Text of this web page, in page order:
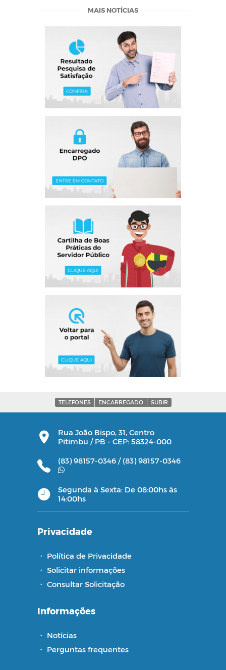
MAIS NOTÍCIAS
TELEFONES ENCARREGADO SUBIR
Rua João Bispo, 31, Centro
Pitimbu / PB - CEP: 58324-000
(83) 98157-0346 / (83) 98157-0346
Segunda à Sexta: De 08:00hs às
14:00hs
Privacidade
・ Política de Privacidade
・ Solicitar informações
・ Consultar Solicitação
Informações
・ Notícias
・ Perguntas frequentes